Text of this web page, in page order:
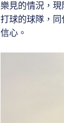
樂見的情況，
打球的球隊，
信心。